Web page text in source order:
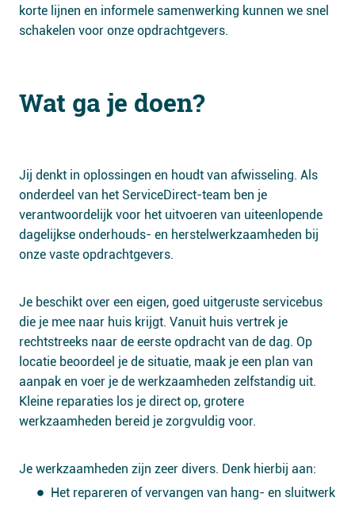
korte lijnen en informele samenwerking kunnen we snel
schakelen voor onze opdrachtgevers.
Wat ga je doen?
Jij denkt in oplossingen en houdt van afwisseling. Als
onderdeel van het ServiceDirect-team ben je
verantwoordelijk voor het uitvoeren van uiteenlopende
dagelijkse onderhouds- en herstelwerkzaamheden bij
onze vaste opdrachtgevers.
Je beschikt over een eigen, goed uitgeruste servicebus
die je mee naar huis krijgt. Vanuit huis vertrek je
rechtstreeks naar de eerste opdracht van de dag. Op
locatie beoordeel je de situatie, maak je een plan van
aanpak en voer je de werkzaamheden zelfstandig uit.
Kleine reparaties los je direct op, grotere
werkzaamheden bereid je zorgvuldig voor.
Je werkzaamheden zijn zeer divers. Denk hierbij aan:
Het repareren of vervangen van hang- en sluitwerk